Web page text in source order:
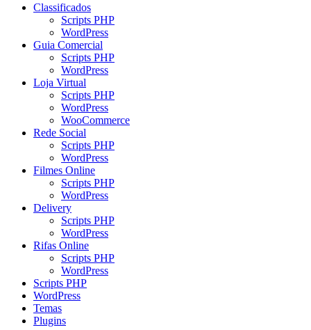
Classificados
Scripts PHP
WordPress
Guia Comercial
Scripts PHP
WordPress
Loja Virtual
Scripts PHP
WordPress
WooCommerce
Rede Social
Scripts PHP
WordPress
Filmes Online
Scripts PHP
WordPress
Delivery
Scripts PHP
WordPress
Rifas Online
Scripts PHP
WordPress
Scripts PHP
WordPress
Temas
Plugins